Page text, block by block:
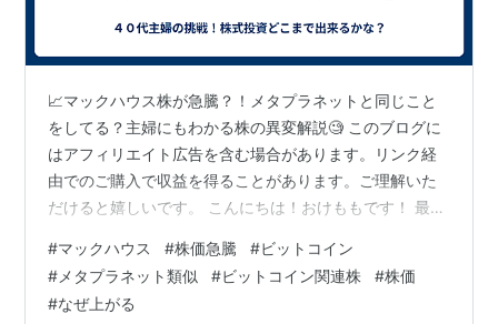
📈マックハウス株が急騰？！メタプラネットと同じこと
をしてる？主婦にもわかる株の異変解説🧐 このブログに
はアフィリエイト広告を含む場合があります。リンク経
由でのご購入で収益を得ることがあります。ご理解いた
だけると嬉しいです。 こんにちは！おけももです！ 最
ます💦「え？マックハウスって服屋さんでしょ？なん
で？？」と思った方、多いですよね。 実はこれ、以前話
題になったメタプラネット株と「そっくり」な動きなん
#マックハウス #株価急騰 #ビットコイン
# メタプラネット類似 #ビットコイン関連株 #株価
#なぜ上がる